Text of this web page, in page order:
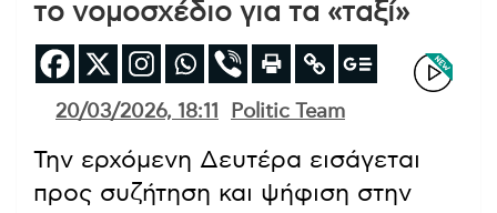
το νομοσχέδιο για τα «ταξί»
20/03/2026, 18:11 Politic Team
Την ερχόμενη Δευτέρα εισάγεται
προς συζήτηση και ψήφιση στην